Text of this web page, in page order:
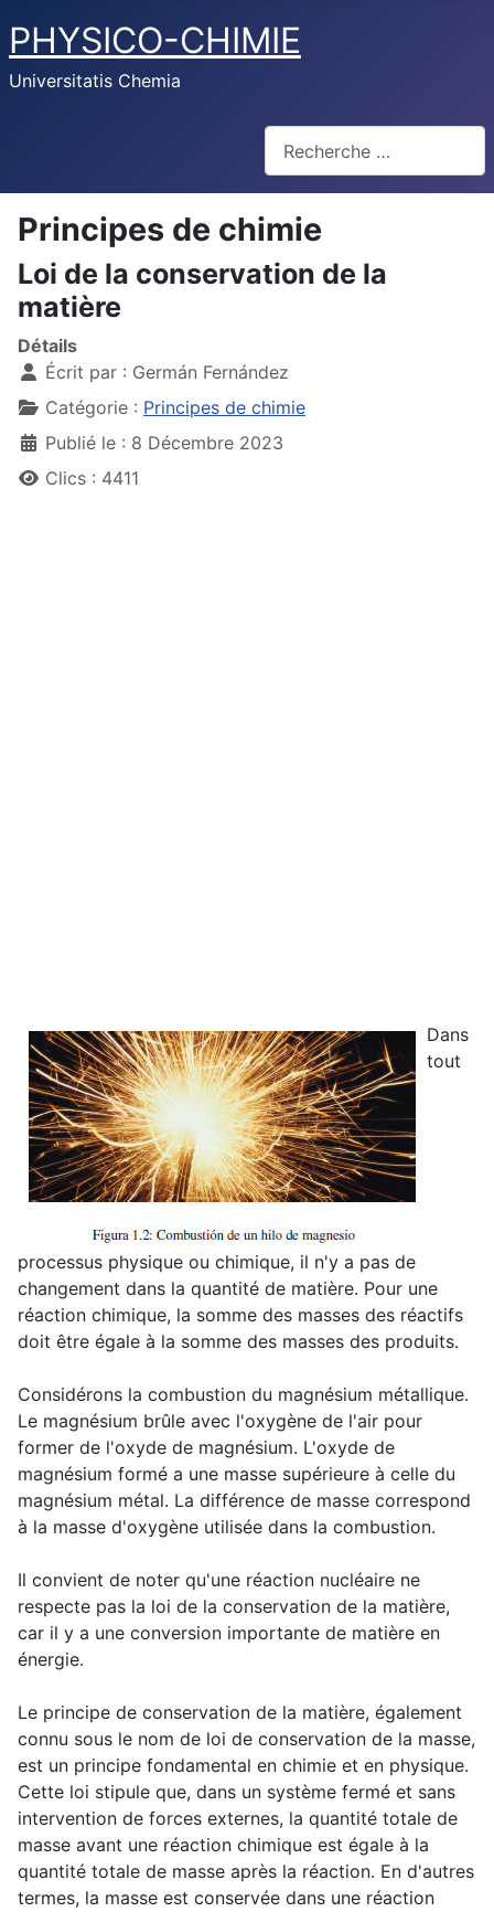
PHYSICO-CHIMIE
Universitatis Chemia
Principes de chimie
Loi de la conservation de la
matière
Détails
Écrit par : Germán Fernández
Catégorie : Principes de chimie
Publié le : 8 Décembre 2023
Clics : 4411
Dans
tout
processus physique ou chimique, il n'y a pas de
changement dans la quantité de matière. Pour une
réaction chimique, la somme des masses des réactifs
doit être égale à la somme des masses des produits.
Considérons la combustion du magnésium métallique.
Le magnésium brûle avec l'oxygène de l'air pour
former de l'oxyde de magnésium. L'oxyde de
magnésium formé a une masse supérieure à celle du
magnésium métal. La différence de masse correspond
à la masse d'oxygène utilisée dans la combustion.
Il convient de noter qu'une réaction nucléaire ne
respecte pas la loi de la conservation de la matière,
car il y a une conversion importante de matière en
énergie.
Le principe de conservation de la matière, également
connu sous le nom de loi de conservation de la masse,
est un principe fondamental en chimie et en physique.
Cette loi stipule que, dans un système fermé et sans
intervention de forces externes, la quantité totale de
masse avant une réaction chimique est égale à la
quantité totale de masse après la réaction. En d'autres
termes, la masse est conservée dans une réaction